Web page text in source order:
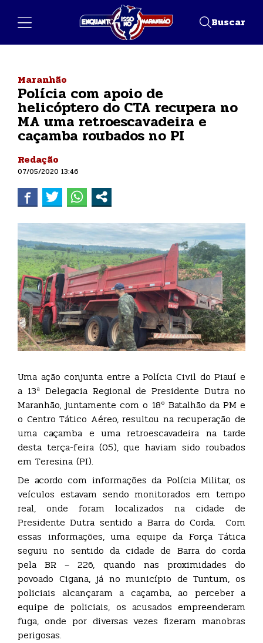
Buscar
Maranhão
Polícia com apoio de
helicóptero do CTA recupera no
MA uma retroescavadeira e
caçamba roubados no PI
Redação
07/05/2020 13:46
Uma ação conjunta entre a Polícia Civil do Piauí e
a 13ª Delegacia Regional de Presidente Dutra no
Maranhão, juntamente com o 18º Batalhão da PM e
o Centro Tático Aéreo, resultou na recuperação de
uma caçamba e uma retroescavadeira na tarde
desta terça-feira (05), que haviam sido roubados
em Teresina (PI).
De acordo com informações da Polícia Militar, os
veículos estavam sendo monitorados em tempo
real, onde foram localizados na cidade de
Presidente Dutra sentido a Barra do Corda. Com
essas informações, uma equipe da Força Tática
seguiu no sentido da cidade de Barra do corda
pela BR – 226, quando nas proximidades do
povoado Cigana, já no município de Tuntum, os
policiais alcançaram a caçamba, ao perceber a
equipe de policiais, os acusados empreenderam
fuga, onde por diversas vezes fizeram manobras
perigosas.